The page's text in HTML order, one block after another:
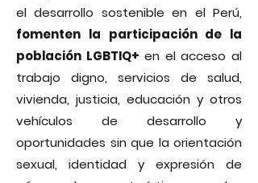
el desarrollo sostenible en el Perú,
fomenten la participación de la
población LGBTIQ+ en el acceso al
trabajo digno, servicios de salud,
vivienda, justicia, educación y otros
vehículos de desarrollo y
oportunidades sin que la orientación
sexual, identidad y expresión de